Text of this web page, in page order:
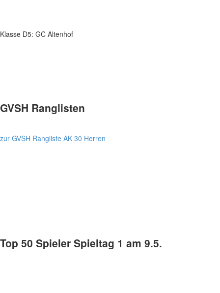
Klasse D5: GC Altenhof
GVSH Ranglisten
zur GVSH Rangliste AK 30 Herren
Top 50 Spieler Spieltag 1 am 9.5.